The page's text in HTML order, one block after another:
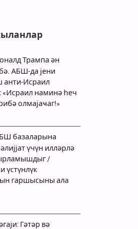
Трампа ән
АБШ-да јени
анти-Исраил
«Исраил наминә һеч
олмајаҹаг!»
базаларына
үчүн илләрлә
/
үстүнлүк
гаршысыны ала
Гәтәр вә